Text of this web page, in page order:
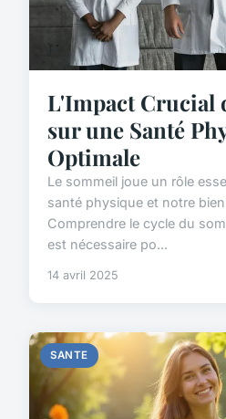
L'Impact Crucial
sur une Santé
Optimale
Le sommeil joue un rôle
santé physique et notre
Comprendre le cycle du
est nécessaire po...
14 avril 2025
SANTE